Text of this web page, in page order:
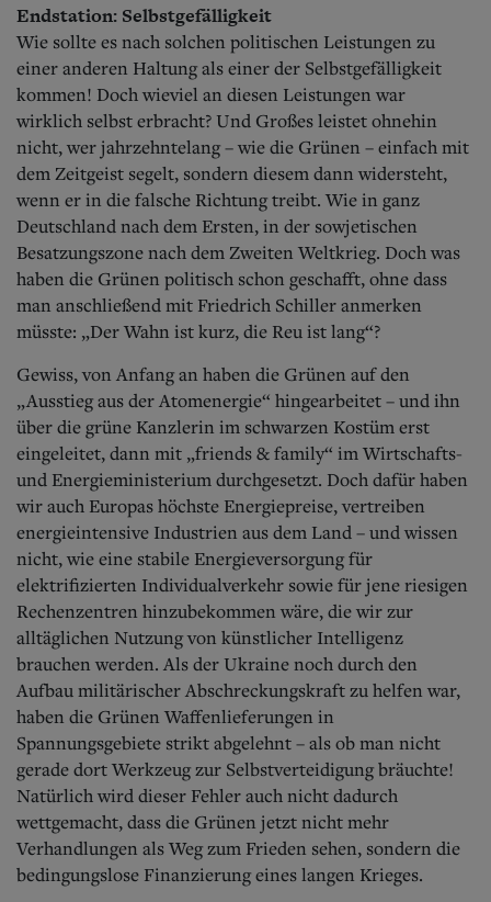
Endstation: Selbstgefälligkeit
Wie sollte es nach solchen politischen Leistungen zu
einer anderen Haltung als einer der Selbstgefälligkeit
kommen! Doch wieviel an diesen Leistungen war
wirklich selbst erbracht? Und Großes leistet ohnehin
nicht, wer jahrzehntelang – wie die Grünen – einfach mit
dem Zeitgeist segelt, sondern diesem dann widersteht,
wenn er in die falsche Richtung treibt. Wie in ganz
Deutschland nach dem Ersten, in der sowjetischen
Besatzungszone nach dem Zweiten Weltkrieg. Doch was
haben die Grünen politisch schon geschafft, ohne dass
man anschließend mit Friedrich Schiller anmerken
müsste: „Der Wahn ist kurz, die Reu ist lang“?
Gewiss, von Anfang an haben die Grünen auf den
„Ausstieg aus der Atomenergie“ hingearbeitet – und ihn
über die grüne Kanzlerin im schwarzen Kostüm erst
eingeleitet, dann mit „friends & family“ im Wirtschafts-
und Energieministerium durchgesetzt. Doch dafür haben
wir auch Europas höchste Energiepreise, vertreiben
energieintensive Industrien aus dem Land – und wissen
nicht, wie eine stabile Energieversorgung für
elektrifizierten Individualverkehr sowie für jene riesigen
Rechenzentren hinzubekommen wäre, die wir zur
alltäglichen Nutzung von künstlicher Intelligenz
brauchen werden. Als der Ukraine noch durch den
Aufbau militärischer Abschreckungskraft zu helfen war,
haben die Grünen Waffenlieferungen in
Spannungsgebiete strikt abgelehnt – als ob man nicht
gerade dort Werkzeug zur Selbstverteidigung bräuchte!
Natürlich wird dieser Fehler auch nicht dadurch
wettgemacht, dass die Grünen jetzt nicht mehr
Verhandlungen als Weg zum Frieden sehen, sondern die
bedingungslose Finanzierung eines langen Krieges.